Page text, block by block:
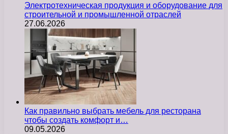
Электротехническая продукция и оборудование для
строительной и промышленной отраслей
27.06.2026
Как правильно выбрать мебель для ресторана
чтобы создать комфорт и…
09.05.2026